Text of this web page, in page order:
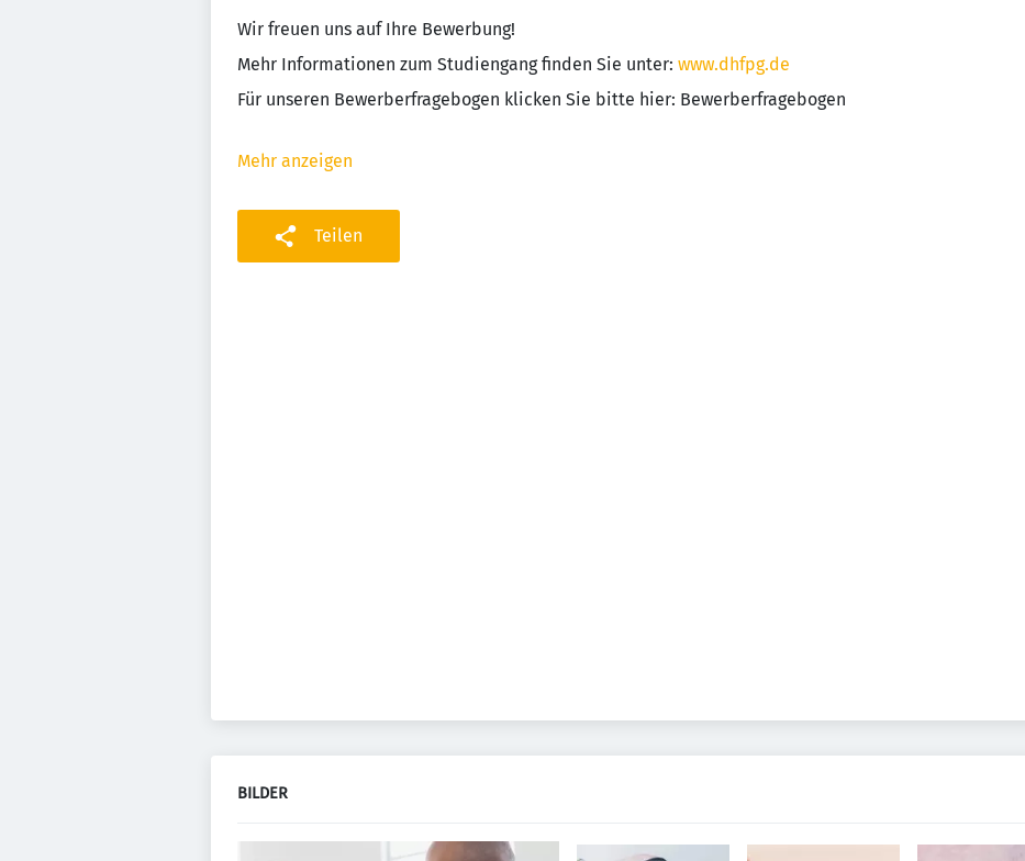
Wir freuen uns auf Ihre Bewerbung!
Mehr Informationen zum Studiengang finden Sie unter: www.dhfpg.de
Für unseren Bewerberfragebogen klicken Sie bitte hier: Bewerberfragebogen
Mehr anzeigen
Teilen
BILDER